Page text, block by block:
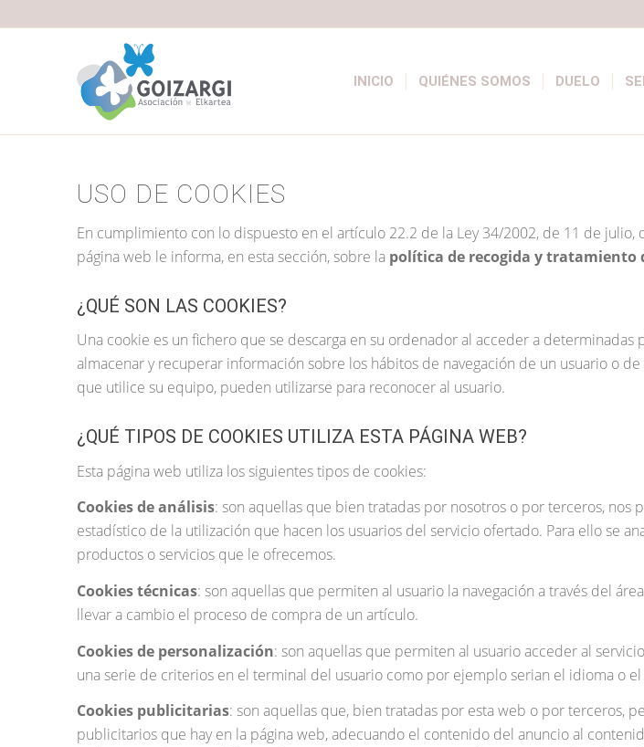
INICIO QUIÉNES SOMOS DUELO
USO DE COOKIES
En cumplimiento con lo dispuesto en el artículo 22.2 de la Ley 34/2002, de 11 de
página web le informa, en esta sección, sobre la política de recogida y tratamiento
¿QUÉ SON LAS COOKIES?
Una cookie es un fichero que se descarga en su ordenador al acceder a
almacenar y recuperar información sobre los hábitos de navegación de un usuario o
que utilice su equipo, pueden utilizarse para reconocer al usuario.
¿QUÉ TIPOS DE COOKIES UTILIZA ESTA PÁGINA WEB?
Esta página web utiliza los siguientes tipos de cookies:
Cookies de análisis: son aquellas que bien tratadas por nosotros o por terceros, nos
estadístico de la utilización que hacen los usuarios del servicio ofertado. Para ello se
productos o servicios que le ofrecemos.
Cookies técnicas: son aquellas que permiten al usuario la navegación a través del
llevar a cambio el proceso de compra de un artículo.
Cookies de personalización: son aquellas que permiten al usuario acceder al
una serie de criterios en el terminal del usuario como por ejemplo serian el idioma o
Cookies publicitarias: son aquellas que, bien tratadas por esta web o por terceros,
publicitarios que hay en la página web, adecuando el contenido del anuncio al